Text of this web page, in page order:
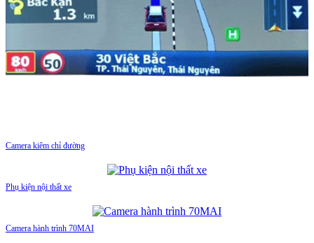
Camera kiêm chỉ đường
Phụ kiện nội thất xe
Camera hành trình 70MAI